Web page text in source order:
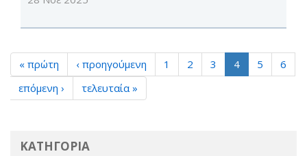
« πρώτη ‹ προηγούμενη 1 2 3 4 5
6
επόμενη ›
τελευταία »
ΚΑΤΗΓΟΡΙΑ